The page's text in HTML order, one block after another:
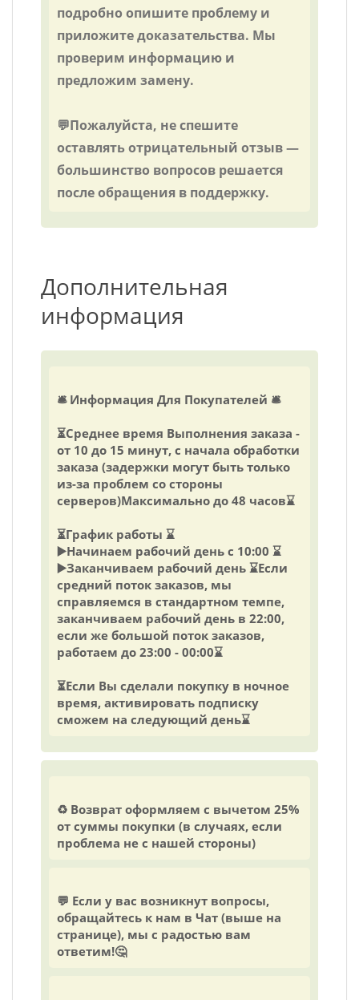
подробно опишите проблему и
приложите доказательства. Мы
проверим информацию и
предложим замену.
💬Пожалуйста, не спешите
оставлять отрицательный отзыв —
большинство вопросов решается
после обращения в поддержку.
Дополнительная
информация
🛎 Информация Для Покупателей 🛎
⏳Среднее время Выполнения заказа -
от 10 до 15 минут, с начала обработки
заказа (задержки могут быть только
из-за проблем со стороны
серверов)Максимально до 48 часов⌛️
⏳График работы ⌛️
▶️Начинаем рабочий день с 10:00 ⌛️
▶️Заканчиваем рабочий день ⌛️Если
средний поток заказов, мы
справляемся в стандартном темпе,
заканчиваем рабочий день в 22:00,
если же большой поток заказов,
работаем до 23:00 - 00:00⌛️
⏳Если Вы сделали покупку в ночное
время, активировать подписку
сможем на следующий день⌛️
♻️ Возврат оформляем с вычетом 25%
от суммы покупки (в случаях, если
проблема не с нашей стороны)
💬 Если у вас возникнут вопросы,
обращайтесь к нам в Чат (выше на
странице), мы с радостью вам
ответим!🤔